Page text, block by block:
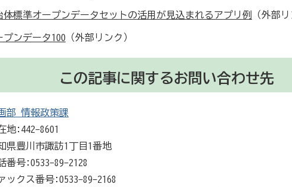
体標準オープンデータセットの活用が見込まれるアプリ例 （外部リ
プンデータ100 （外部リンク）
この記事に関するお問い合わせ先
部 情報政策課
地:442-8601
県豊川市諏訪1丁目1番地
番号:0533-89-2128
ックス番号:0533-89-2168